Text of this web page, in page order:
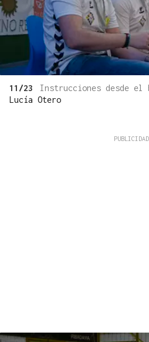
11/23 Instrucciones desde el
Lucía Otero